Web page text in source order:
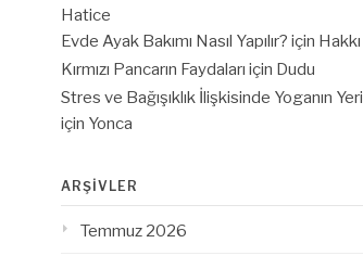
Hatice
Evde Ayak Bakımı Nasıl Yapılır? için Hakkı
Kırmızı Pancarın Faydaları için Dudu
Stres ve Bağışıklık İlişkisinde Yoganın Yeri
için Yonca
ARŞIVLER
Temmuz 2026